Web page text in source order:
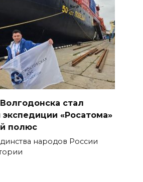
стал
экспедиции «Росатома»
полюс
народов России